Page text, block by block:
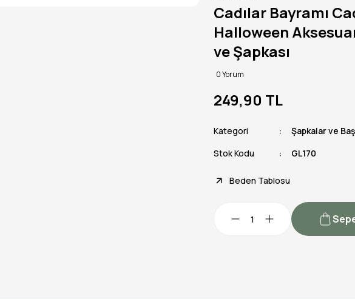
Cadılar Bayramı
Halloween
ve Şapkası
0 Yorum
249,90 TL
Kategori
Şapkalar ve
Stok Kodu
GL170
Beden Tablosu